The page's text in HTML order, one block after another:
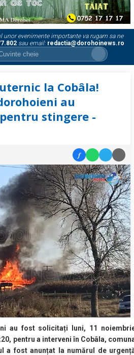
unor evenimente importante va rugam sa ne
sau email: redactia@dorohoinews.ro
la Cobâla!
au
stingere -
f
au fost solicitați luni, 11
pentru a interveni în Cobâla,
a fost anunțat la numărul de